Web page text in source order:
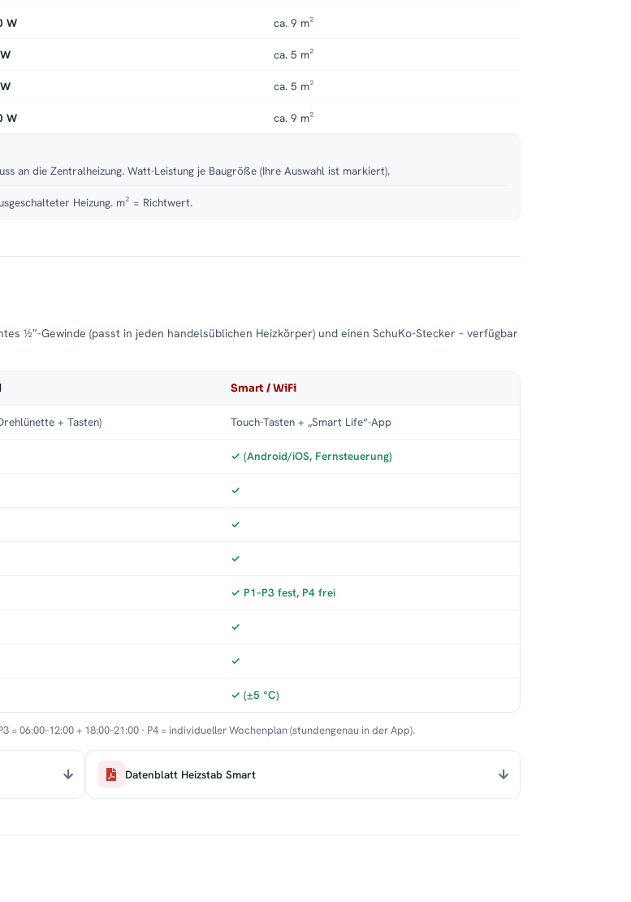
W ca. 9 m²
ca. 5 m²
ca. 5 m²
W ca. 9 m²
an die Zentralheizung. Watt-Leistung je Baugröße (Ihre Auswahl ist markiert).
Heizung. m² = Richtwert.
½″-Gewinde (passt in jeden handelsüblichen Heizkörper) und einen SchuKo-Stecker – verfügbar
Smart / WiFi
+ Tasten) Touch-Tasten + „Smart Life“-App
✓ (Android/iOS, Fernsteuerung)
✓
✓
✓
✓ P1–P3 fest, P4 frei
✓
✓
✓ (±5 °C)
= 06:00–12:00 + 18:00–21:00 · P4 = individueller Wochenplan (stundengenau in der App).
Datenblatt Heizstab Smart